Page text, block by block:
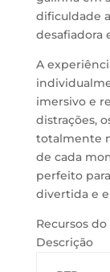
dificuldade
desafiadora
A
imersivo e
distrações,
totalmente
de cada
perfeito
divertida e
Recursos
Descrição